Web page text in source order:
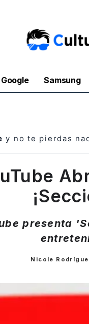
Google Samsung
y no te pierdas
presenta
Posted
Nicole